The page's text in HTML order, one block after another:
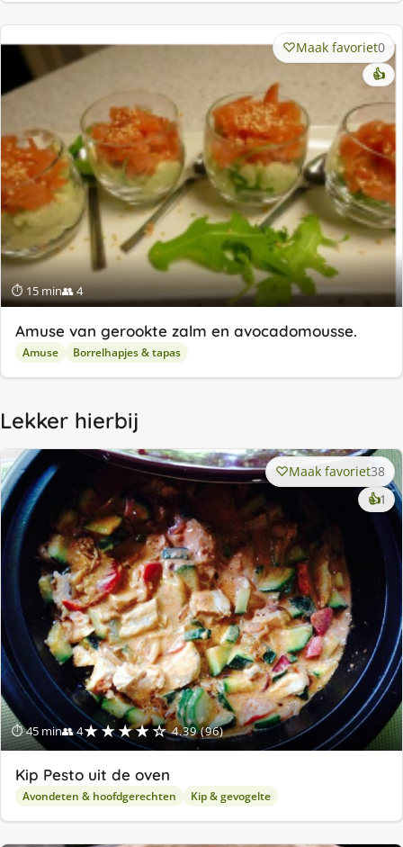
⏱ 15 min👥 4
Maak favoriet0
👍
Amuse van gerookte zalm en avocadomousse.
Amuse Borrelhapjes & tapas
Lekker hierbij
⏱ 45 min👥 4★★★★☆ 4.39 (96)
Maak favoriet38
👍1
Kip Pesto uit de oven
Avondeten & hoofdgerechten Kip & gevogelte